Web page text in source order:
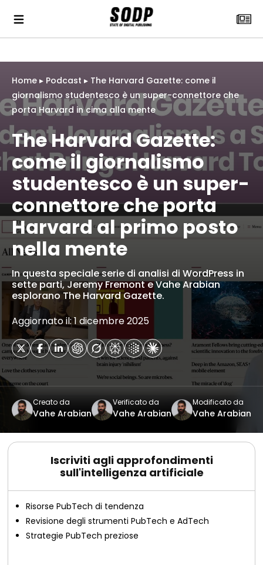
Home ▸ Podcast ▸ The Harvard Gazette: come il
giornalismo studentesco è un super-connettore che
porta Harvard in cima alla mente
The Harvard Gazette:
come il giornalismo
studentesco è un super-
connettore che porta
Harvard al primo posto
nella mente
In questa speciale serie di analisi di WordPress in
sette parti, Jeremy Fremont e Vahe Arabian
esplorano The Harvard Gazette.
Aggiornato il: 1 dicembre 2025
Creato da
Vahe Arabian
Verificato da
Vahe Arabian
Modificato da
Vahe Arabian
Iscriviti agli approfondimenti
sull'intelligenza artificiale
Risorse PubTech di tendenza
Revisione degli strumenti PubTech e AdTech
Strategie PubTech preziose